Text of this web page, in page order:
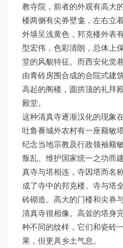
教寺院，前者的外观有高大
楼两侧有尖券壁龛，左右立
外墙呈浅黄色，邦克楼外表
型宏伟，色彩清朗，总体上
堂的风貌特征。而西安化觉
由青砖房围合成的合院式建
高起的阁楼，圆拱顶的礼拜
殿堂。
这种清真寺逐渐汉化的现象
吐鲁番城外农村有一座额敏
纪念当地宗教及行政领袖额
叛乱、维护国家统一之功而
真寺与塔相连，寺因塔而名
成了寺中的邦克楼。寺与塔
砖砌造。高大的门楼和尖券
清真寺很相像。高耸的塔身
种不同的纹样，它们和瓷砖
果，但更具乡土气息。